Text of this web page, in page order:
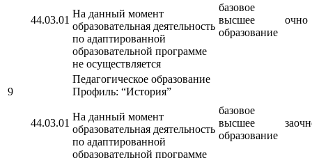
44.03.01
На данный момент
образовательная деятельность
по адаптированной
образовательной программе
не осуществляется
базовое
высшее
образование
очно
9
44.03.01
Педагогическое образование
Профиль: “История”
На данный момент
образовательная деятельность
по адаптированной
образовательной программе
базовое
высшее
образование